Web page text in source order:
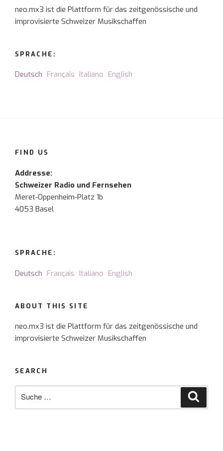
neo.mx3 ist die Plattform für das zeitgenössische und
improvisierte Schweizer Musikschaffen
SPRACHE:
Deutsch Français Italiano English
FIND US
Addresse:
Schweizer Radio und Fernsehen
Meret-Oppenheim-Platz 1b
4053 Basel
SPRACHE:
Deutsch Français Italiano English
ABOUT THIS SITE
neo.mx3 ist die Plattform für das zeitgenössische und
improvisierte Schweizer Musikschaffen
SEARCH